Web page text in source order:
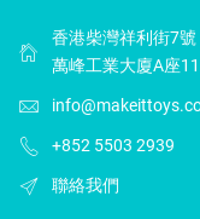
香港柴灣祥利街7號
萬峰工業大廈A座
+852 5503 2939
聯絡我們